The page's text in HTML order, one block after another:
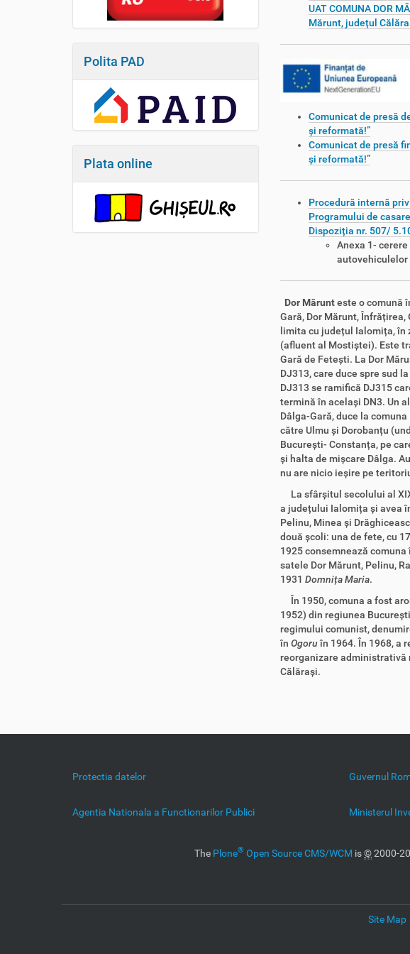
UAT COMUNA DOR
Mărunt, județul
Comunicat de presă
și reformată!”
Comunicat de presă
și reformată!”
Procedură internă
Programului de
Dispoziția nr. 507/
Anexa 1-
autovehiculelor
Dor Mărunteste ocomună
Gară, Dor Mărunt, Înfrățirea,
limita cu județul Ialomița, în
(afluent al Mostiștei). Este
Gară de Fetești. La Dor
DJ313, care duce spre sud
DJ313 se ramifică DJ315
termină în același DN3. Un
Dâlga-Gară, duce la
către Ulmu și Dorobanțu
București- Constanța, pe
și halta de mișcare Dâlga.
nu are nicio ieșire pe
La sfârșitul secolului al
a județului Ialomița și avea
Pelinu, Minea și
două școli: una de fete, cu
1925 consemnează
satele Dor Mărunt, Pelinu,
1931 Domnița Maria.
În 1950, comuna a fost
1952) din regiunea
regimului comunist,
în Ogoruîn 1964. În 1968, a
reorganizare administrativă
Călărași.
Polita PAD
Plata online
Protectia datelor Guvernul
Agentia Nationala a Functionarilor Publici Ministerul
The Plone® Open Source CMS/WCM is©2000-
Site Map